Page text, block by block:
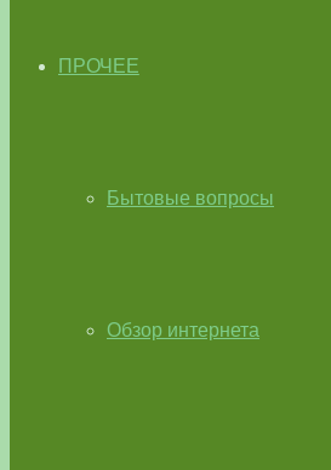
ПРОЧЕЕ
Бытовые вопросы
Обзор интернета